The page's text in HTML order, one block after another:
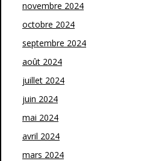
novembre 2024
octobre 2024
septembre 2024
août 2024
juillet 2024
juin 2024
mai 2024
avril 2024
mars 2024